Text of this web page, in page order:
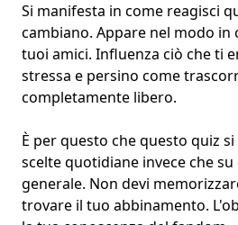
Si manifesta in come reagisci
cambiano. Appare nel modo in
tuoi amici. Influenza ciò che ti
stressa e persino come
completamente libero.
È per questo che questo quiz
scelte quotidiane invece che
generale. Non devi
trovare il tuo abbinamento.